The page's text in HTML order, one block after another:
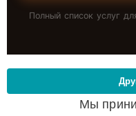
Полный список услуг
Мы